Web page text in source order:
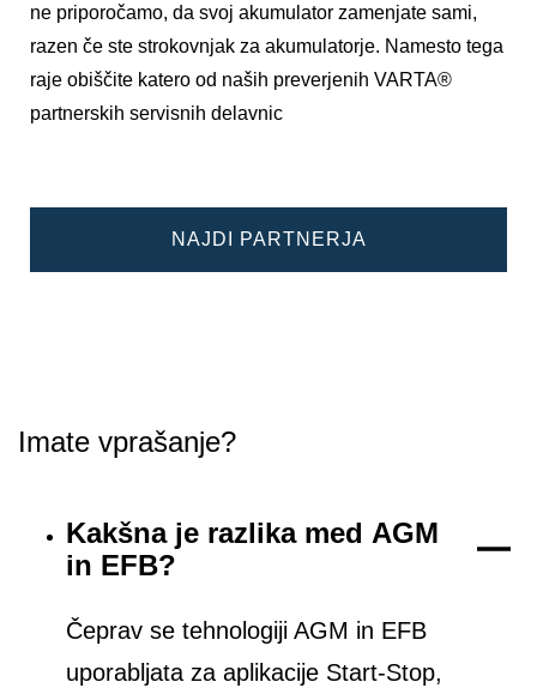
ne priporočamo, da svoj akumulator zamenjate sami,
razen če ste strokovnjak za akumulatorje. Namesto tega
raje obiščite katero od naših preverjenih VARTA®
partnerskih servisnih delavnic
NAJDI PARTNERJA
Imate vprašanje?
Kakšna je razlika med AGM
in EFB?
Čeprav se tehnologiji AGM in EFB
uporabljata za aplikacije Start-Stop,